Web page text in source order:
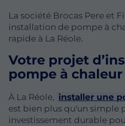
La société Brocas Pere et
installation de pompe à
rapide à La Réole.
Votre projet
pompe à chaleur
À La Réole, installer une
est bien plus qu'un simple
investissement durable